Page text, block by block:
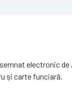
electronic de
și carte funciară.